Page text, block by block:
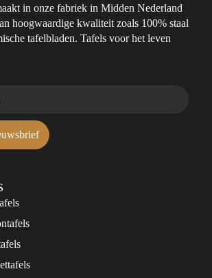
in onze fabriek in Midden Nederland
hoogwaardige kwaliteit zoals 100% staal
tafelbladen. Tafels voor het leven